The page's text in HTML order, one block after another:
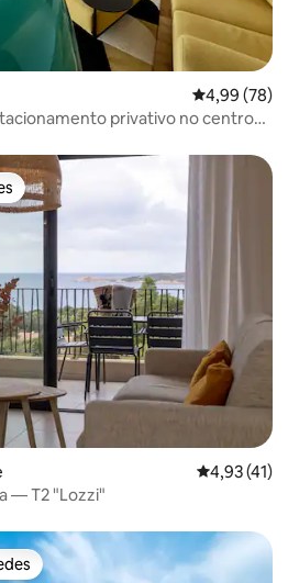
4,99 de uma
4,99 (78)
privativo no centro
4,93 de uma
4,93 (41)
— T2 "Lozzi"
dos hóspedes